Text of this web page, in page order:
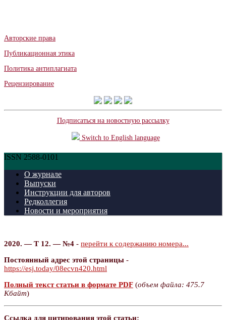
Авторские права
Публикационная этика
Политика антиплагиата
Рецензирование
Подписаться на новостную рассылку
Switch to English language
ISSN 2588-0101
О журнале
Выпуски
Инструкции для авторов
Редколлегия
Новости и мероприятия
2020. — Т 12. — №4 - перейти к содержанию номера...
Постоянный адрес этой страницы -
https://esj.today/08ecvn420.html
Полный текст статьи в формате PDF (объем файла: 475.7
Кбайт)
Ссылка для цитирования этой статьи: